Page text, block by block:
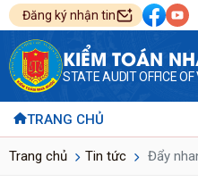
Đăng ký nhận tin
KIỂM TOÁN
STATE AUDIT OFFICE
TRANG CHỦ
Trang chủ Tin tức Đẩy